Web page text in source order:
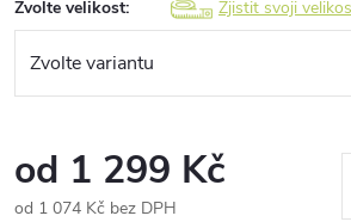
Zvolte velikost: Zjistit svoji
od 1 299 Kč
od 1 074 Kč bez DPH